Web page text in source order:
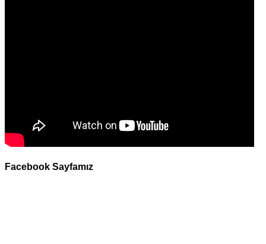
Facebook Sayfamız